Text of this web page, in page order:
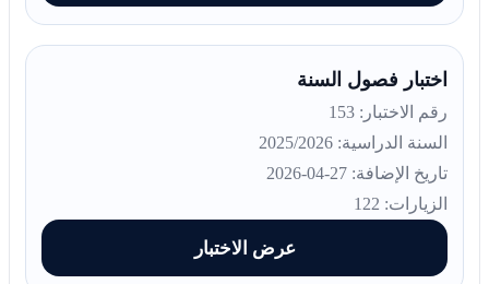
اختبار فصول السنة
رقم الاختبار: 153
السنة الدراسية: 2025/2026
تاريخ الإضافة: 27-04-2026
الزيارات: 122
عرض الاختبار